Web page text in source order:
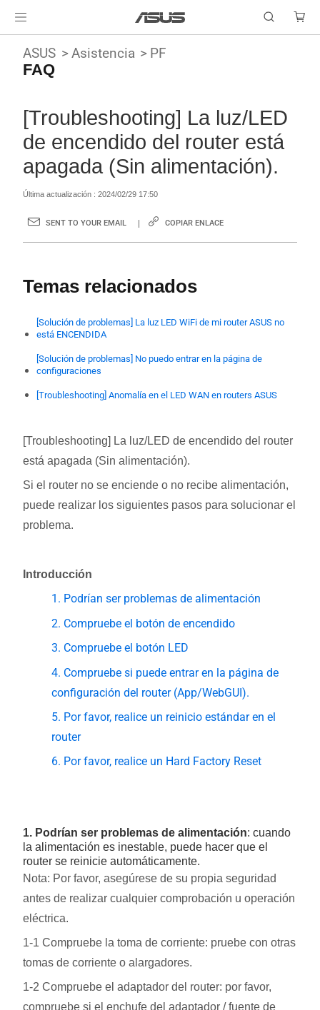
ASUS Asistencia PF
FAQ
[Troubleshooting] La luz/LED
de encendido del router está
apagada (Sin alimentación).
Última actualización : 2024/02/29 17:50
SENT TO YOUR EMAIL COPIAR ENLACE
Temas relacionados
[Solución de problemas] La luz LED WiFi de mi router ASUS no
está ENCENDIDA
[Solución de problemas] No puedo entrar en la página de
configuraciones
[Troubleshooting] Anomalía en el LED WAN en routers ASUS
[Troubleshooting] La luz/LED de encendido del router
está apagada (Sin alimentación).
Si el router no se enciende o no recibe alimentación,
puede realizar los siguientes pasos para solucionar el
problema.
Introducción
1. Podrían ser problemas de alimentación
2. Compruebe el botón de encendido
3. Compruebe el botón LED
4. Compruebe si puede entrar en la página de
configuración del router (App/WebGUI).
5. Por favor, realice un reinicio estándar en el
router
6. Por favor, realice un Hard Factory Reset
1. Podrían ser problemas de alimentación: cuando
la alimentación es inestable, puede hacer que el
router se reinicie automáticamente.
Nota: Por favor, asegúrese de su propia seguridad
antes de realizar cualquier comprobación u operación
eléctrica.
1-1 Compruebe la toma de corriente: pruebe con otras
tomas de corriente o alargadores.
1-2 Compruebe el adaptador del router: por favor,
compruebe si el enchufe del adaptador / fuente de